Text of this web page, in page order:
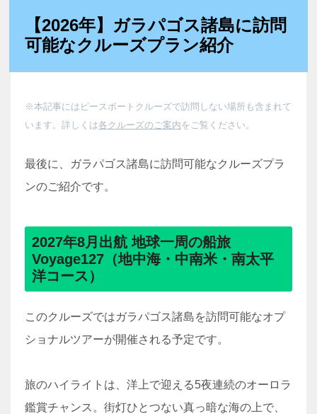
【2026年】ガラパゴス諸島に訪問
可能なクルーズプラン紹介
※本記事にはピースボートクルーズで訪問しない場所も含まれて
います。詳しくは各クルーズのご案内 をご覧ください。
最後に、ガラパゴス諸島に訪問可能なクルーズプラ
ンのご紹介です。
2027年8月出航 地球一周の船旅
Voyage127（地中海・中南米・南太平
洋コース）
このクルーズではガラパゴス諸島を訪問可能なオプ
ショナルツアーが開催される予定です。
旅のハイライトは、洋上で迎える5夜連続のオーロラ
鑑賞チャンス。街灯ひとつない真っ暗な海の上で、